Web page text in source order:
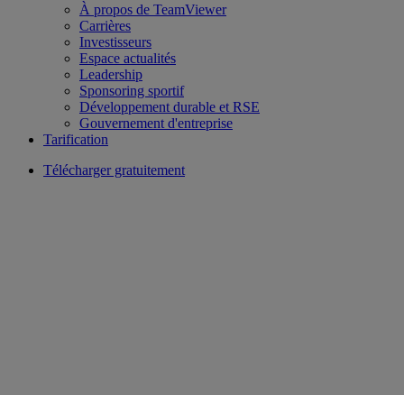
À propos de TeamViewer
Carrières
Investisseurs
Espace actualités
Leadership
Sponsoring sportif
Développement durable et RSE
Gouvernement d'entreprise
Tarification
Télécharger gratuitement